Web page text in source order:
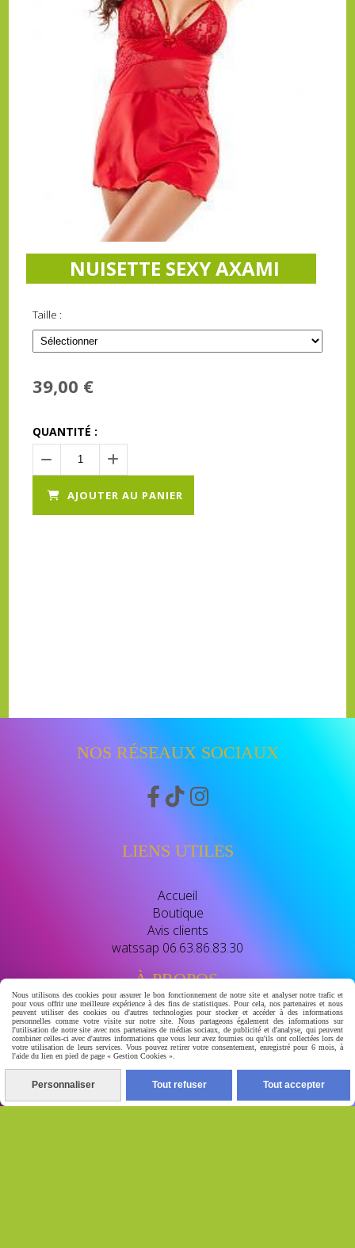
NUISETTE SEXY AXAMI
Taille :
39,00 €
QUANTITÉ :
AJOUTER AU PANIER
NOS RÉSEAUX SOCIAUX
  
LIENS UTILES
Accueil
Boutique
Avis clients
watssap 06.63.86.83.30
À PROPOS
BIENVENUE CHEZ GERA-LUXSKIN
révélé leclat naturel de votre peau
votre destination beauté dediee aux soins de la peau et
au bien- etre nous vous proposont des soins de qualité
Nous utilisons des cookies pour assurer le bon fonctionnement de notre site et analyser notre trafic et
pour vous offrir une meilleure expérience à des fins de statistiques. Pour cela, nos partenaires et nous
peuvent utiliser des cookies ou d'autres technologies pour stocker et accéder à des informations
personnelles comme votre visite sur notre site. Nous partageons également des informations sur
l'utilisation de notre site avec nos partenaires de médias sociaux, de publicité et d'analyse, qui peuvent
combiner celles-ci avec d'autres informations que vous leur avez fournies ou qu'ils ont collectées lors de
votre utilisation de leurs services. Vous pouvez retirer votre consentement, enregistré pour 6 mois, à
l'aide du lien en pied de page « Gestion Cookies ».
Personnaliser Tout refuser Tout accepter